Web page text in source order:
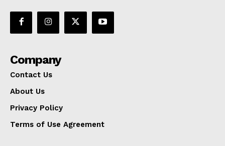
Company
Contact Us
About Us
Privacy Policy
Terms of Use Agreement